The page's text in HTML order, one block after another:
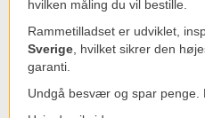
hvilken måling du vil bestille.
Rammetilladset er udviklet,
Sverige , hvilket sikrer den
garanti.
Undgå besvær og spar penge.